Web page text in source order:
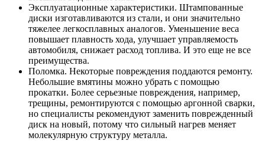
Эксплуатационные характеристики. Штампованные
диски изготавливаются из стали, и они значительно
тяжелее легкосплавных аналогов. Уменьшение веса
повышает плавность хода, улучшает управляемость
автомобиля, снижает расход топлива. И это еще не все
преимущества.
Поломка. Некоторые повреждения поддаются ремонту.
Небольшие вмятины можно убрать с помощью
прокатки. Более серьезные повреждения, например,
трещины, ремонтируются с помощью аргонной сварки,
но специалисты рекомендуют заменить поврежденный
диск на новый, потому что сильный нагрев меняет
молекулярную структуру металла.